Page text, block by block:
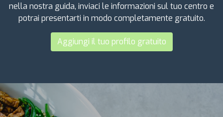
nella nostra guida, inviaci le informazioni sul tuo centro e
potrai presentarti in modo completamente gratuito.
Aggiungi il tuo profilo gratuito